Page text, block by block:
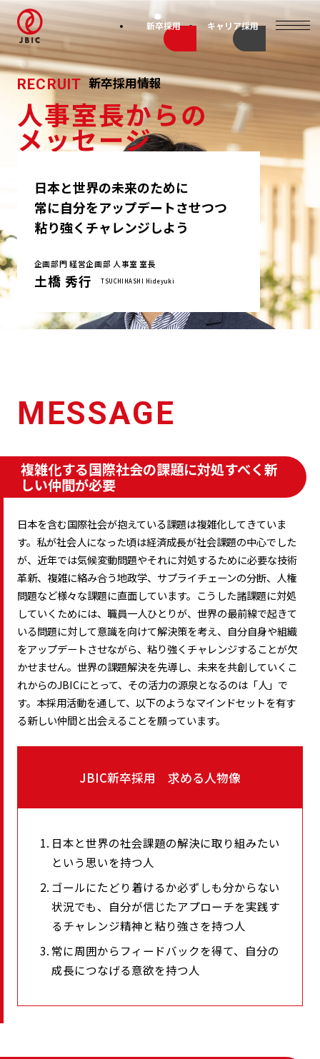
新卒採用 キャリア採用
RECRUIT 新卒採用情報
人事室長からの
メッセージ
日本と世界の未来のために
常に自分をアップデートさせつつ
粘り強くチャレンジしよう
企画部門 経営企画部 人事室 室長
土橋 秀行 TSUCHIHASHI Hideyuki
MESSAGE
複雑化する国際社会の課題に対処すべく新
しい仲間が必要
日本を含む国際社会が抱えている課題は複雑化してきていま
す。私が社会人になった頃は経済成長が社会課題の中心でした
が、近年では気候変動問題やそれに対処するために必要な技術
革新、複雑に絡み合う地政学、サプライチェーンの分断、人権
問題など様々な課題に直面しています。こうした諸課題に対処
していくためには、職員一人ひとりが、世界の最前線で起きて
いる問題に対して意識を向けて解決策を考え、自分自身や組織
をアップデートさせながら、粘り強くチャレンジすることが欠
かせません。世界の課題解決を先導し、未来を共創していくこ
れからのJBICにとって、その活力の源泉となるのは「人」で
す。本採用活動を通して、以下のようなマインドセットを有す
る新しい仲間と出会えることを願っています。
JBIC新卒採用 求める人物像
日本と世界の社会課題の解決に取り組みたい
という思いを持つ人
ゴールにたどり着けるか必ずしも分からない
状況でも、自分が信じたアプローチを実践す
るチャレンジ精神と粘り強さを持つ人
常に周囲からフィードバックを得て、自分の
成長につなげる意欲を持つ人